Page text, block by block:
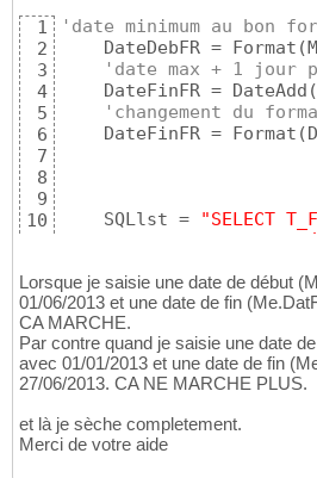
1
2
3
4
5
6
7
8
9
10
'date minimum au bon
    DateDebFR = Format
(
'date max + 1 jour
    DateFinFR = DateAdd
(
'changement du
    DateFinFR = Format
(
    SQLlst =
"SELECT
Lorsque je saisie une date de début
01/06/2013 et une date de fin
CA MARCHE.
Par contre quand je saisie une date
avec 01/01/2013 et une date de fin
27/06/2013. CA NE MARCHE PLUS.
et là je sèche completement.
Merci de votre aide